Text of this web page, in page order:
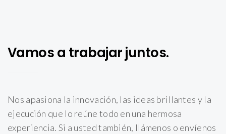
Vamos a trabajar juntos.
Nos apasiona la innovación, las ideas brillantes y la
ejecución que lo reúne todo en una hermosa
experiencia. Si a usted también, llámenos o envíenos